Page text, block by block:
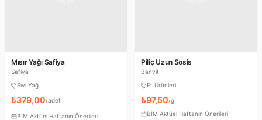
Mısır Yağı Safiya
Safiya
Sıvı Yağ
₺379,00/adet
BİM Aktüel Haftanın Önerileri
Piliç Uzun Sosis
Banvit
Et Ürünleri
₺97,50/g
BİM Aktüel Haftanın Önerileri